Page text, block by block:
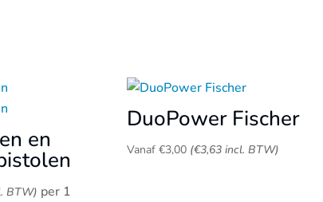
en
BTW) per 1
DuoPower Fischer
Vanaf €3,00 (€3,63 incl. BTW)